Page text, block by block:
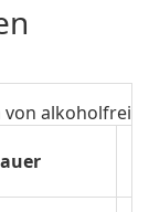
von